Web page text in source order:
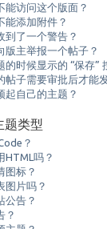
能访问这个版面？
能添加附件？
到了一个警告？
版主举报一个帖子？
的时候显示的 “保存”
帖子需要审批后才能
起自己的主题？
题类型
？
HTML吗？
图标？
图片吗？
公告？
？